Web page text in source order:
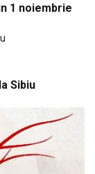
1 noiembrie
Sibiu